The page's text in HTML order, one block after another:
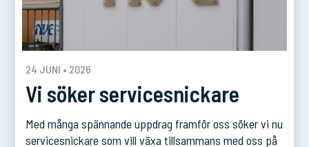
24 JUNI • 2026
Vi söker servicesnickare
Med många spännande uppdrag framför oss söker vi nu
servicesnickare som vill växa tillsammans med oss på